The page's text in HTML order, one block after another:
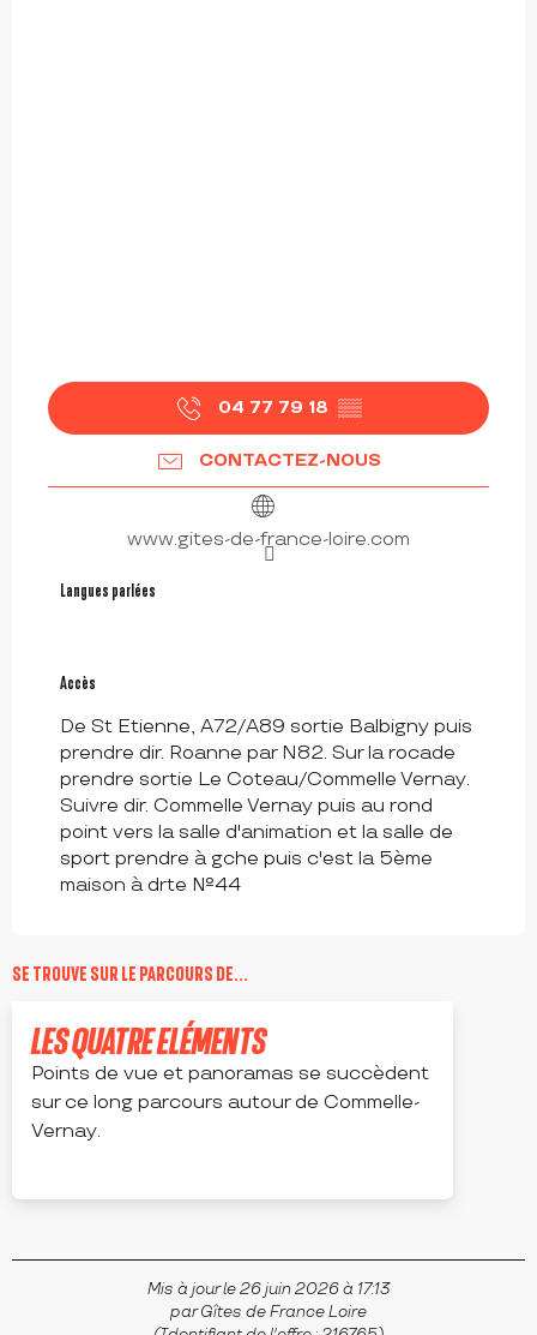
04 77 79 18 ▒▒
CONTACTEZ-NOUS
www.gites-de-france-loire.com
Langues parlées
Langues parlées
Accès
Accès
De St Etienne, A72/A89 sortie Balbigny puis
prendre dir. Roanne par N82. Sur la rocade
prendre sortie Le Coteau/Commelle Vernay.
Suivre dir. Commelle Vernay puis au rond
point vers la salle d'animation et la salle de
sport prendre à gche puis c'est la 5ème
maison à drte N°44
SE TROUVE SUR LE PARCOURS DE...
LES QUATRE ELÉMENTS
Points de vue et panoramas se succèdent
sur ce long parcours autour de Commelle-
Vernay.
Mis à jour le 26 juin 2026 à 17:13
par Gîtes de France Loire